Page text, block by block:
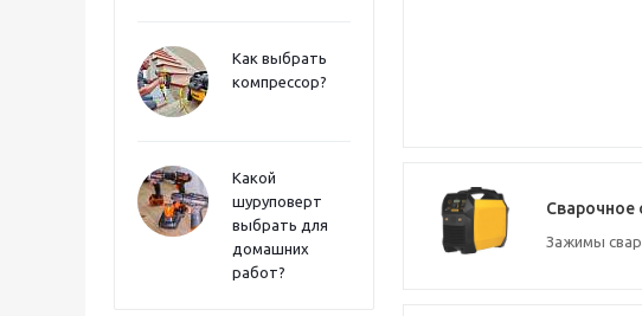
Как выбрать
компрессор?
Какой
шуруповерт
выбрать для
домашних
работ?
Сварочное
Зажимы